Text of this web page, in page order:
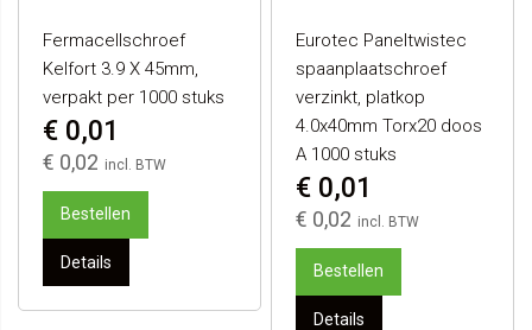
Fermacellschroef
Kelfort 3.9 X 45mm,
verpakt per 1000 stuks
€ 0,02
€ 0,01
Bestellen
Details
Eurotec Paneltwistec
spaanplaatschroef
verzinkt, platkop
4.0x40mm Torx20 doos
A 1000 stuks
€ 0,02
€ 0,01
Bestellen
Details